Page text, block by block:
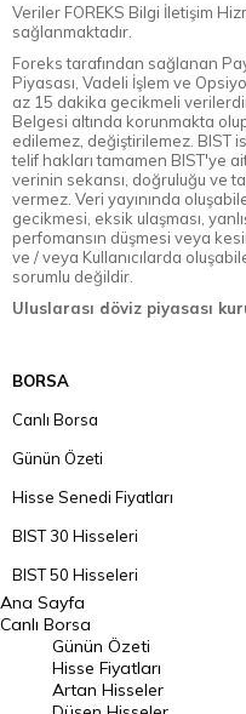
Veriler FOREKS Bilgi İletişim
sağlanmaktadır.
Foreks tarafından sağlanan
Piyasası, Vadeli İşlem ve
az 15 dakika gecikmeli
Belgesi altında korunmakta
edilemez, değiştirilemez. BIST
telif hakları tamamen BIST'ye
verinin sekansı, doğruluğu ve
vermez. Veri yayınında
gecikmesi, eksik ulaşması,
perfomansın düşmesi veya
ve / veya Kullanıcılarda
sorumlu değildir.
Uluslarası döviz piyasası
BORSA
Canlı Borsa
Günün Özeti
Hisse Senedi Fiyatları
BIST 30 Hisseleri
BIST 50 Hisseleri
BIST 100 Hisseleri
En Çok Artan Hisseler
En Çok Düşen Hisseler
Ana Sayfa
Canlı Borsa
Günün Özeti
Hisse Fiyatları
Artan Hisseler